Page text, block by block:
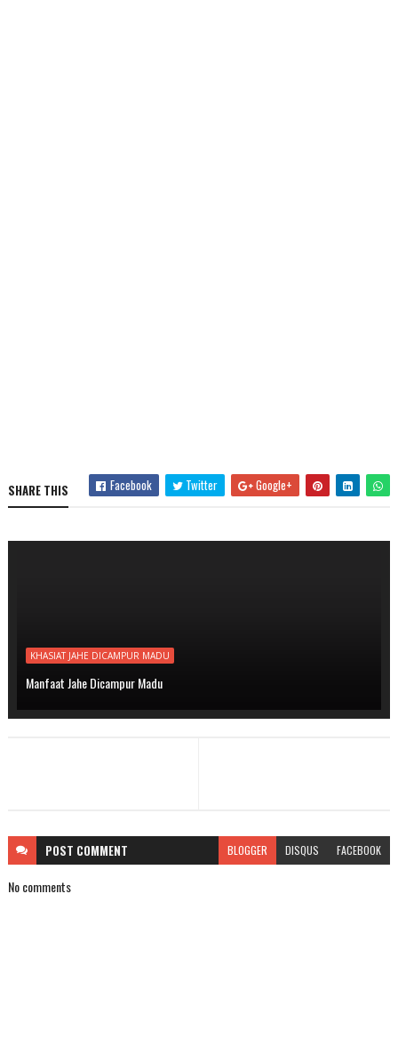
SHARE THIS Facebook Twitter Google+
KHASIAT JAHE DICAMPUR MADU
Manfaat Jahe Dicampur Madu
POST COMMENT BLOGGER DISQUS FACEBOOK
No comments